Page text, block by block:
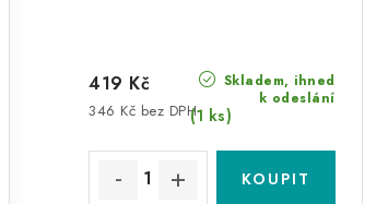
Skladem, ihned
k odeslání
(1 ks)
346 Kč bez DPH
419 Kč